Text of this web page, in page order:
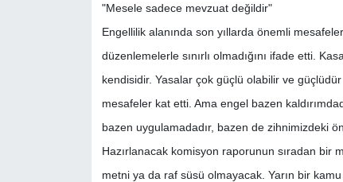
"Mesele sadece mevzuat değildir"
Engellilik alanında son yıllarda önemli
düzenlemelerle sınırlı olmadığını ifade etti.
kendisidir. Yasalar çok güçlü olabilir ve
mesafeler kat etti. Ama engel bazen
bazen uygulamadadır, bazen de zihnimizdeki
Hazırlanacak komisyon raporunun sıradan bir
metni ya da raf süsü olmayacak. Yarın bir